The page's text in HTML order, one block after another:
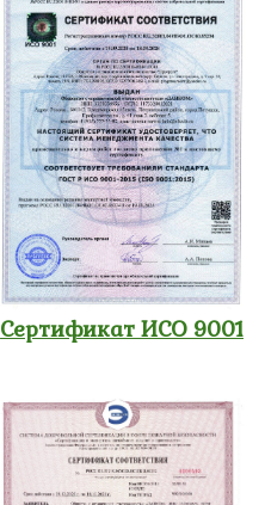
Сертификат ИСО 9001